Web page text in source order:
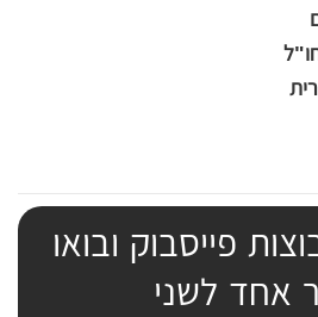
פייסבוק ובואו
אחד לשני